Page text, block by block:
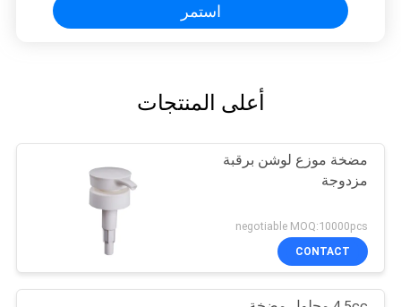
استمر
أعلى المنتجات
مضخة موزع لوشن برقبة
مزدوجة
negotiable MOQ:10000pcs
CONTACT